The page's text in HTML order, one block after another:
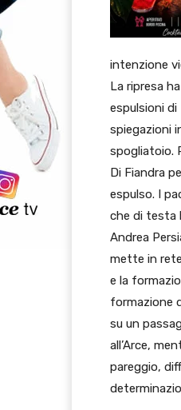
intenzione
La ripresa
espulsioni di
spiegazioni
spogliatoio.
Di Fiandra
espulso. I
che di testa
Andrea
mette in
e la
formazione
su un
all’Arce,
pareggio,